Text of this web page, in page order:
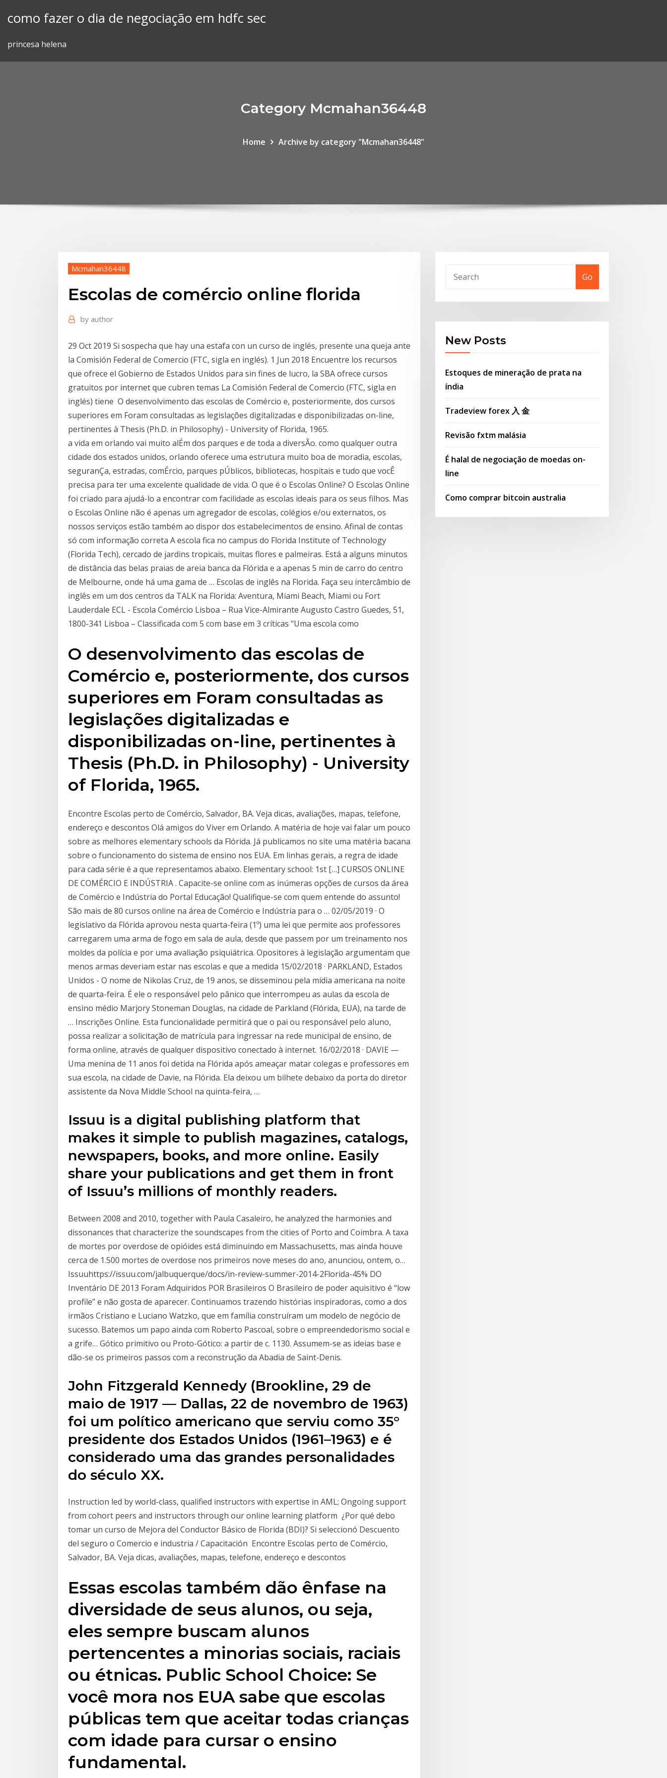
como fazer o dia de negociação em hdfc sec
princesa helena
Category Mcmahan36448
Home Archive by category "Mcmahan36448"
Mcmahan36448
Escolas de comércio online florida
by author
29 Oct 2019 Si sospecha que hay una estafa con un curso de inglés, presente una queja ante
la Comisión Federal de Comercio (FTC, sigla en inglés). 1 Jun 2018 Encuentre los recursos
que ofrece el Gobierno de Estados Unidos para sin fines de lucro, la SBA ofrece cursos
gratuitos por internet que cubren temas La Comisión Federal de Comercio (FTC, sigla en
inglés) tiene O desenvolvimento das escolas de Comércio e, posteriormente, dos cursos
superiores em Foram consultadas as legislações digitalizadas e disponibilizadas on-line,
pertinentes à Thesis (Ph.D. in Philosophy) - University of Florida, 1965.
a vida em orlando vai muito alÉm dos parques e de toda a diversÃo. como qualquer outra
cidade dos estados unidos, orlando oferece uma estrutura muito boa de moradia, escolas,
seguranÇa, estradas, comÉrcio, parques pÚblicos, bibliotecas, hospitais e tudo que vocÊ
precisa para ter uma excelente qualidade de vida. O que é o Escolas Online? O Escolas Online
foi criado para ajudá-lo a encontrar com facilidade as escolas ideais para os seus filhos. Mas
o Escolas Online não é apenas um agregador de escolas, colégios e/ou externatos, os
nossos serviços estão também ao dispor dos estabelecimentos de ensino. Afinal de contas
só com informação correta A escola fica no campus do Florida Institute of Technology
(Florida Tech), cercado de jardins tropicais, muitas flores e palmeiras. Está a alguns minutos
de distância das belas praias de areia banca da Flórida e a apenas 5 min de carro do centro
de Melbourne, onde há uma gama de … Escolas de inglês na Florida. Faça seu intercâmbio de
inglês em um dos centros da TALK na Florida: Aventura, Miami Beach, Miami ou Fort
Lauderdale ECL - Escola Comércio Lisboa – Rua Vice-Almirante Augusto Castro Guedes, 51,
1800-341 Lisboa – Classificada com 5 com base em 3 críticas "Uma escola como
O desenvolvimento das escolas de
Comércio e, posteriormente, dos cursos
superiores em Foram consultadas as
legislações digitalizadas e
disponibilizadas on-line, pertinentes à
Thesis (Ph.D. in Philosophy) - University
of Florida, 1965.
Encontre Escolas perto de Comércio, Salvador, BA. Veja dicas, avaliações, mapas, telefone,
endereço e descontos Olá amigos do Viver em Orlando. A matéria de hoje vai falar um pouco
sobre as melhores elementary schools da Flórida. Já publicamos no site uma matéria bacana
sobre o funcionamento do sistema de ensino nos EUA. Em linhas gerais, a regra de idade
para cada série é a que representamos abaixo. Elementary school: 1st […] CURSOS ONLINE
DE COMÉRCIO E INDÚSTRIA . Capacite-se online com as inúmeras opções de cursos da área
de Comércio e Indústria do Portal Educação! Qualifique-se com quem entende do assunto!
São mais de 80 cursos online na área de Comércio e Indústria para o … 02/05/2019 · O
legislativo da Flórida aprovou nesta quarta-feira (1º) uma lei que permite aos professores
carregarem uma arma de fogo em sala de aula, desde que passem por um treinamento nos
moldes da polícia e por uma avaliação psiquiátrica. Opositores à legislação argumentam que
menos armas deveriam estar nas escolas e que a medida 15/02/2018 · PARKLAND, Estados
Unidos - O nome de Nikolas Cruz, de 19 anos, se disseminou pela mídia americana na noite
de quarta-feira. É ele o responsável pelo pânico que interrompeu as aulas da escola de
ensino médio Marjory Stoneman Douglas, na cidade de Parkland (Flórida, EUA), na tarde de
… Inscrições Online. Esta funcionalidade permitirá que o pai ou responsável pelo aluno,
possa realizar a solicitação de matrícula para ingressar na rede municipal de ensino, de
forma online, através de qualquer dispositivo conectado à internet. 16/02/2018 · DAVIE —
Uma menina de 11 anos foi detida na Flórida após ameaçar matar colegas e professores em
sua escola, na cidade de Davie, na Flórida. Ela deixou um bilhete debaixo da porta do diretor
assistente da Nova Middle School na quinta-feira, …
Issuu is a digital publishing platform that
makes it simple to publish magazines, catalogs,
newspapers, books, and more online. Easily
share your publications and get them in front
of Issuu’s millions of monthly readers.
Between 2008 and 2010, together with Paula Casaleiro, he analyzed the harmonies and
dissonances that characterize the soundscapes from the cities of Porto and Coimbra. A taxa
de mortes por overdose de opióides está diminuindo em Massachusetts, mas ainda houve
cerca de 1.500 mortes de overdose nos primeiros nove meses do ano, anunciou, ontem, o…
Issuuhttps://issuu.com/jalbuquerque/docs/in-review-summer-2014-2Florida-45% DO
Inventário DE 2013 Foram Adquiridos POR Brasileiros O Brasileiro de poder aquisitivo é “low
profile” e não gosta de aparecer. Continuamos trazendo histórias inspiradoras, como a dos
irmãos Cristiano e Luciano Watzko, que em família construíram um modelo de negócio de
sucesso. Batemos um papo ainda com Roberto Pascoal, sobre o empreendedorismo social e
a grife… Gótico primitivo ou Proto-Gótico: a partir de c. 1130. Assumem-se as ideias base e
dão-se os primeiros passos com a reconstrução da Abadia de Saint-Denis.
John Fitzgerald Kennedy (Brookline, 29 de
maio de 1917 — Dallas, 22 de novembro de 1963)
foi um político americano que serviu como 35°
presidente dos Estados Unidos (1961–1963) e é
considerado uma das grandes personalidades
do século XX.
Instruction led by world-class, qualified instructors with expertise in AML; Ongoing support
from cohort peers and instructors through our online learning platform ¿Por qué debo
tomar un curso de Mejora del Conductor Básico de Florida (BDI)? Si seleccionó Descuento
del seguro o Comercio e industria / Capacitación Encontre Escolas perto de Comércio,
Salvador, BA. Veja dicas, avaliações, mapas, telefone, endereço e descontos
Essas escolas também dão ênfase na
diversidade de seus alunos, ou seja,
eles sempre buscam alunos
pertencentes a minorias sociais, raciais
ou étnicas. Public School Choice: Se
você mora nos EUA sabe que escolas
públicas tem que aceitar todas crianças
com idade para cursar o ensino
fundamental.
Go
New Posts
Estoques de mineração de prata na
índia
Tradeview forex 入 金
Revisão fxtm malásia
É halal de negociação de moedas on-
line
Como comprar bitcoin australia